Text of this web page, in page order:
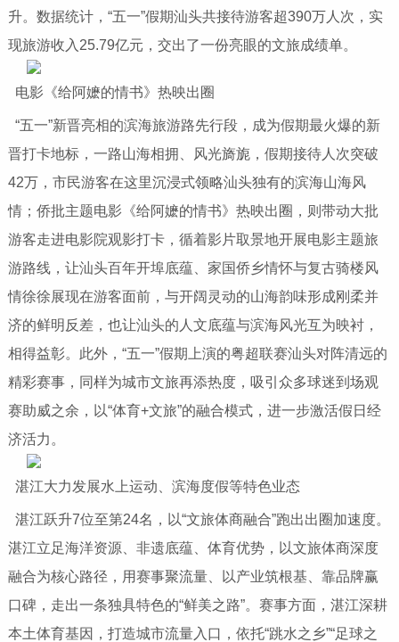
升。数据统计，“五一”假期汕头共接待游客超390万人次，实
现旅游收入25.79亿元，交出了一份亮眼的文旅成绩单。
电影《给阿嬷的情书》热映出圈
“五一”新晋亮相的滨海旅游路先行段，成为假期最火爆的新
晋打卡地标，一路山海相拥、风光旖旎，假期接待人次突破
42万，市民游客在这里沉浸式领略汕头独有的滨海山海风
情；侨批主题电影《给阿嬷的情书》热映出圈，则带动大批
游客走进电影院观影打卡，循着影片取景地开展电影主题旅
游路线，让汕头百年开埠底蕴、家国侨乡情怀与复古骑楼风
情徐徐展现在游客面前，与开阔灵动的山海韵味形成刚柔并
济的鲜明反差，也让汕头的人文底蕴与滨海风光互为映衬，
相得益彰。此外，“五一”假期上演的粤超联赛汕头对阵清远的
精彩赛事，同样为城市文旅再添热度，吸引众多球迷到场观
赛助威之余，以“体育+文旅”的融合模式，进一步激活假日经
济活力。
湛江大力发展水上运动、滨海度假等特色业态
湛江跃升7位至第24名，以“文旅体商融合”跑出出圈加速度。
湛江立足海洋资源、非遗底蕴、体育优势，以文旅体商深度
融合为核心路径，用赛事聚流量、以产业筑根基、靠品牌赢
口碑，走出一条独具特色的“鲜美之路”。赛事方面，湛江深耕
本土体育基因，打造城市流量入口，依托“跳水之乡”“足球之